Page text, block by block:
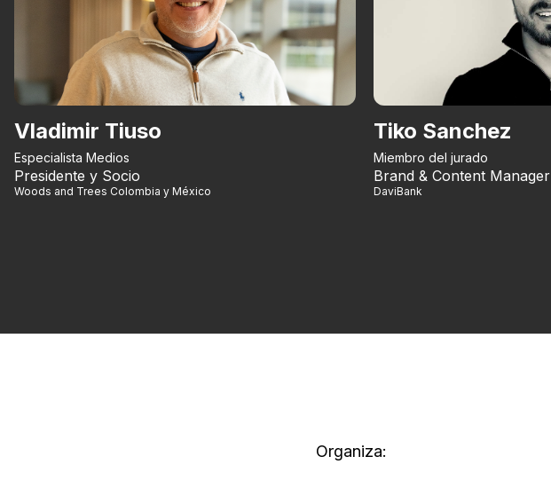
Vladimir Tiuso
Especialista Medios
Presidente y Socio
Woods and Trees Colombia y México
Tiko Sanchez
Miembro del jurado
Brand & Content Manager
DaviBank
Organiza: